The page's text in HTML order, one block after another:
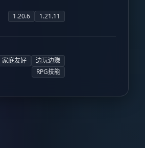
1.20.6 1.21.11
家庭友好
边玩边赚
RPG技能